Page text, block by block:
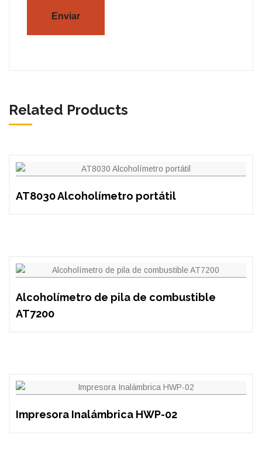
Related Products
AT8030 Alcoholímetro portátil
Alcoholímetro de pila de combustible
AT7200
Impresora Inalámbrica HWP-02